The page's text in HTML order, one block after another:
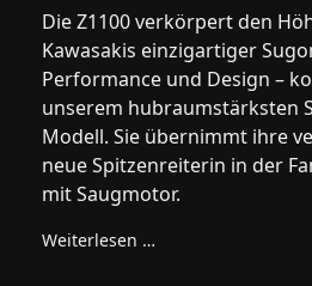
Die Z1100 verkörpert den
Kawasakis einzigartiger
Performance und Design –
unserem hubraumstärksten
Modell. Sie übernimmt ihre
neue Spitzenreiterin in der
mit Saugmotor.
Weiterlesen …